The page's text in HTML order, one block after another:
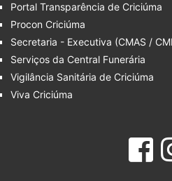
Portal Transparência de Criciúma
Procon Criciúma
Secretaria - Executiva (CMAS /
Serviços da Central Funerária
Vigilância Sanitária de Criciúma
Viva Criciúma